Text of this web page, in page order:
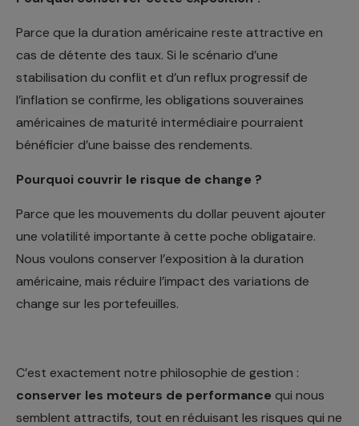
Parce que la duration américaine reste attractive en
cas de détente des taux. Si le scénario d’une
stabilisation du conflit et d’un reflux progressif de
l’inflation se confirme, les obligations souveraines
américaines de maturité intermédiaire pourraient
bénéficier d’une baisse des rendements.
Pourquoi couvrir le risque de change ?
Parce que les mouvements du dollar peuvent ajouter
une volatilité importante à cette poche obligataire.
Nous voulons conserver l’exposition à la duration
américaine, mais réduire l’impact des variations de
change sur les portefeuilles.
C’est exactement notre philosophie de gestion :
conserver les moteurs de performance qui nous
semblent attractifs, tout en réduisant les risques qui ne